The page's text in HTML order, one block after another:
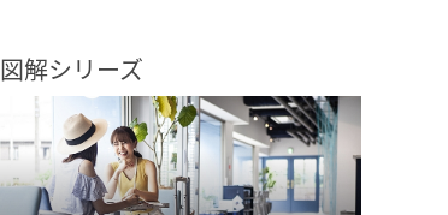
図解シリーズ